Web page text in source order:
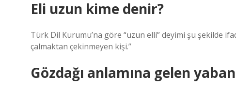
Eli uzun kime denir?
Türk Dil Kurumu’na göre “uzun elli” deyimi şu şekilde
çalmaktan çekinmeyen kişi.”
Gözdağı anlamına gelen